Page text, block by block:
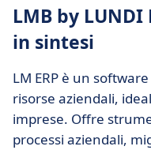
LMB by LUNDI
in sintesi
LM ERP è un
risorse aziendali,
imprese. Offre
processi aziendali,